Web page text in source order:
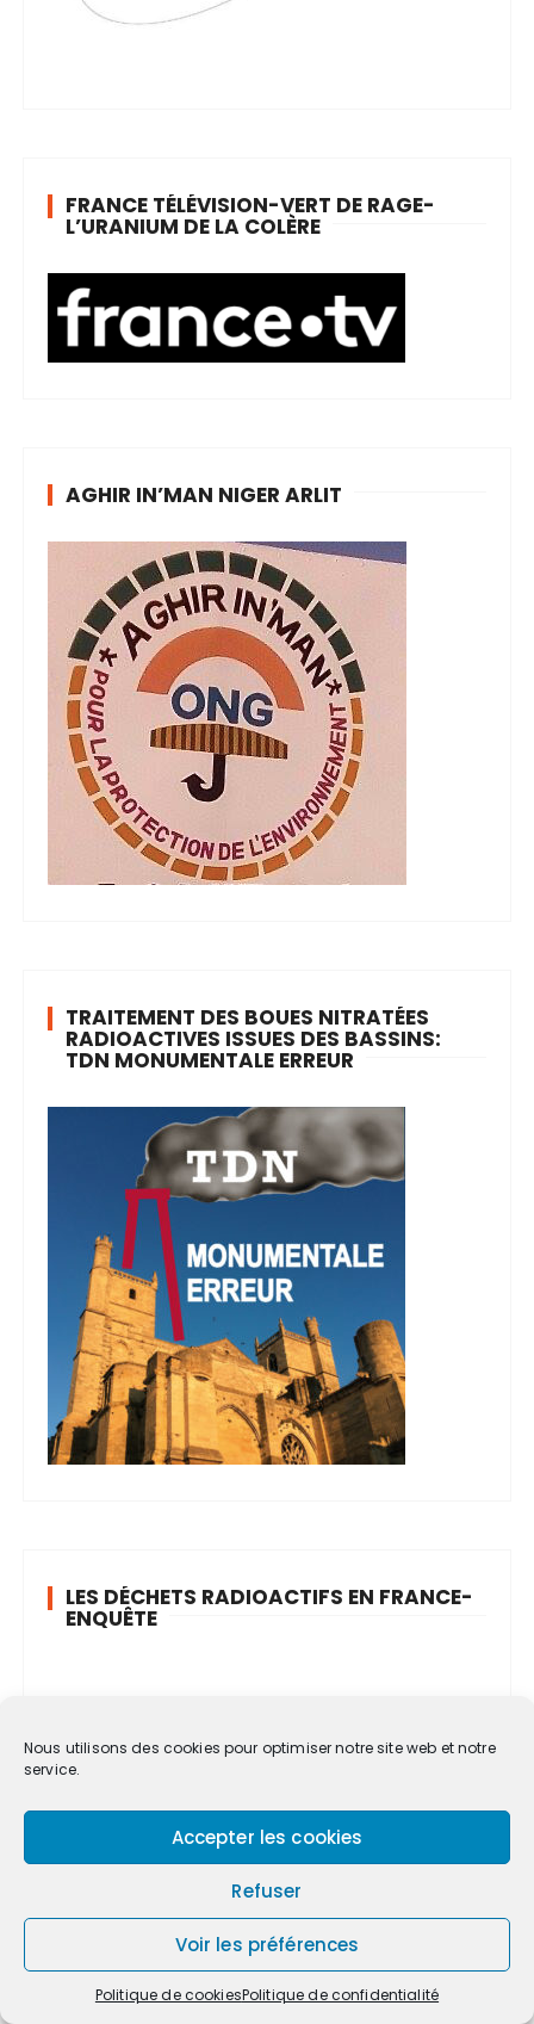
Nous utilisons des cookies pour optimiser notre site web et notre
service.
Accepter les cookies
Refuser
Voir les préférences
Politique de cookiesPolitique de confidentialité
FRANCE TÉLÉVISION-VERT DE RAGE-
L’URANIUM DE LA COLÈRE
AGHIR IN’MAN NIGER ARLIT
TRAITEMENT DES BOUES NITRATÉES
RADIOACTIVES ISSUES DES BASSINS:
TDN MONUMENTALE ERREUR
LES DÉCHETS RADIOACTIFS EN FRANCE-
ENQUÊTE